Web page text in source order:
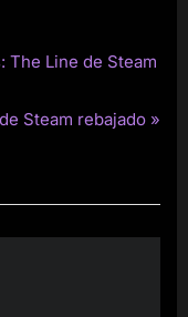
The Line de Steam
Steam rebajado